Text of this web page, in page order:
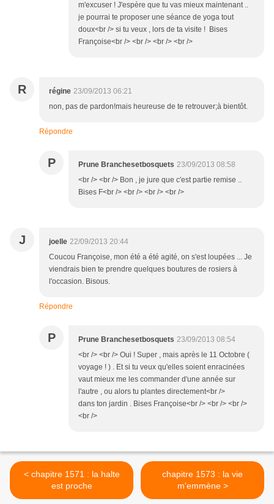
m'excuser ! J'espère que tu vas mieux maintenant ..
je pourrai te proposer une séance de yoga tout
doux<br /> si tu veux , lors de ta visite ! Bises
Françoise<br /> <br /> <br /> <br />
R régine 23/09/2013 06:21
non, pas de pardon!mais heureuse de te retrouver;à bientôt.
Répondre
P Prune Branchesetbosquets 23/09/2013 08:58
<br /> <br /> Bon , je jure que c'est partie remise ..
Bises F<br /> <br /> <br /> <br />
J joelle 22/09/2013 20:44
Coucou Françoise, mon été a été agité, on s'est loupées ... Je
viendrais bien te prendre quelques boutures de rosiers à
l'occasion. Bisous.
Répondre
P Prune Branchesetbosquets 23/09/2013 08:54
<br /> <br /> Oui ! Super , mais après le 11 Octobre (
voyage ! ) . Et si tu veux qu'elles soient enracinées
vaut mieux me les commander d'une année sur
l'autre , ou alors tu plantes directement<br />
dans ton jardin . Bises Françoise<br /> <br /> <br />
<br />
< chapitre 1571 : la halte
est proche
chapitre 1573 : la vie
m'emmène >